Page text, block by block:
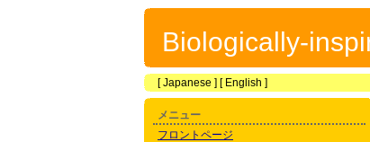
Biologically-
[Japanese ] [ English ]
メニュー
フロントページ